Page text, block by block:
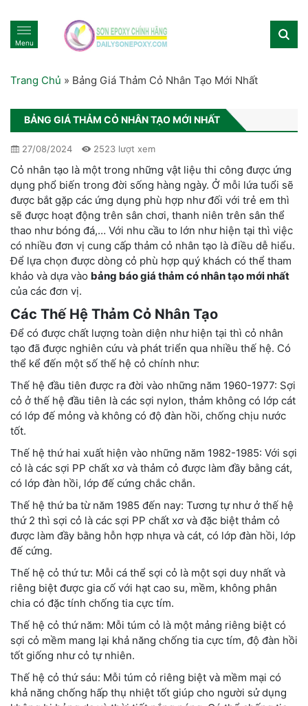
Menu
Trang Chủ » Bảng Giá Thảm Cỏ Nhân Tạo Mới Nhất
BẢNG GIÁ THẢM CỎ NHÂN TẠO MỚI NHẤT
27/08/2024 2523 lượt xem
Cỏ nhân tạo là một trong những vật liệu thi công được ứng
dụng phổ biến trong đời sống hàng ngày. Ở mỗi lứa tuổi sẽ
được bắt gặp các ứng dụng phù hợp như đối với trẻ em thì
sẽ được hoạt động trên sân chơi, thanh niên trên sân thể
thao như bóng đá,… Với nhu cầu to lớn như hiện tại thì việc
có nhiều đơn vị cung cấp thảm cỏ nhân tạo là điều dễ hiểu.
Để lựa chọn được dòng cỏ phù hợp quý khách có thể tham
khảo và dựa vào bảng báo giá thảm có nhân tạo mới nhất
của các đơn vị.
Các Thế Hệ Thảm Cỏ Nhân Tạo
Để có được chất lượng toàn diện như hiện tại thì cỏ nhân
tạo đã được nghiên cứu và phát triển qua nhiều thế hệ. Có
thể kể đến một số thế hệ cỏ chính như:
Thế hệ đầu tiên được ra đời vào những năm 1960-1977: Sợi
cỏ ở thế hệ đầu tiên là các sợi nylon, thảm không có lớp cát
có lớp đế mỏng và không có độ đàn hồi, chống chịu nước
tốt.
Thế hệ thứ hai xuất hiện vào những năm 1982-1985: Với sợi
cỏ là các sợi PP chất xơ và thảm cỏ được làm đầy bằng cát,
có lớp đàn hồi, lớp đế cứng chắc chắn.
Thế hệ thứ ba từ năm 1985 đến nay: Tương tự như ở thế hệ
thứ 2 thì sợi cỏ là các sợi PP chất xơ và đặc biệt thảm cỏ
được làm đầy bằng hỗn hợp nhựa và cát, có lớp đàn hồi, lớp
đế cứng.
Thế hệ cỏ thứ tư: Mỗi cá thể sợi cỏ là một sợi duy nhất và
riêng biệt được gia cố với hạt cao su, mềm, không phân
chia có đặc tính chống tia cực tím.
Thế hệ cỏ thứ năm: Mỗi túm cỏ là một mảng riêng biệt có
sợi cỏ mềm mang lại khả năng chống tia cực tím, độ đàn hồi
tốt giống như cỏ tự nhiên.
Thế hệ cỏ thứ sáu: Mỗi túm cỏ riêng biệt và mềm mại có
khả năng chống hấp thụ nhiệt tốt giúp cho người sử dụng